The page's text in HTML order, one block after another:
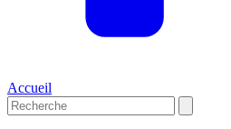
Accueil